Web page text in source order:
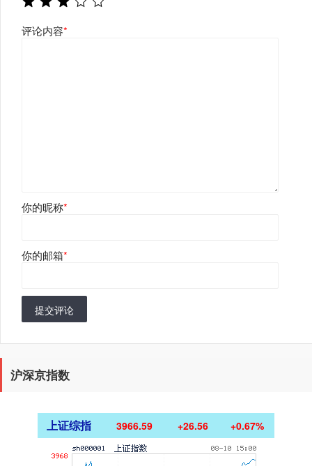
评论内容*
你的昵称*
你的邮箱*
提交评论
沪深京指数
上证综指 3966.59 +26.56 +0.67%